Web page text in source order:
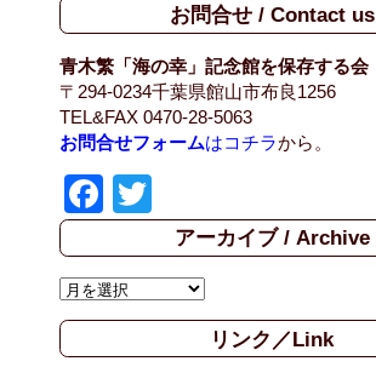
お問合せ / Contact us
青木繁「海の幸」記念館を保存する会
〒294-0234千葉県館山市布良1256
TEL&FAX 0470-28-5063
お問合せフォームはコチラから。
F
a
c
e
b
wi
tt
er
アーカイブ / Archive
ア
リンク／Link